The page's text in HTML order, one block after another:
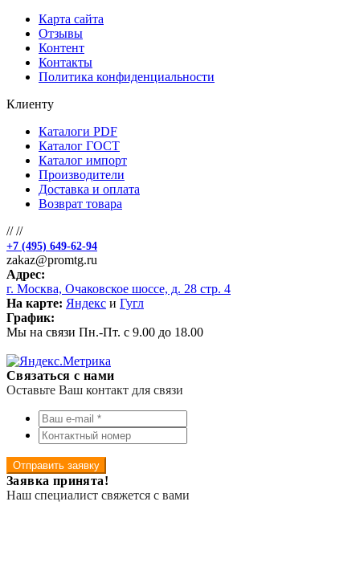
Карта сайта
Отзывы
Контент
Контакты
Политика конфиденциальности
Клиенту
Каталоги PDF
Каталог ГОСТ
Каталог импорт
Производители
Доставка и оплата
Возврат товара
////
+7 (495) 649-62-94
zakaz@promtg.ru
Адрес:
г. Москва, Очаковское шоссе, д. 28 стр. 4
На карте: Яндекс и Гугл
График:
Мы на связи Пн.-Пт. с 9.00 до 18.00
Связаться с нами
Оставьте Ваш контакт для связи
Отправить заявку
Заявка принята!
Наш специалист свяжется с вами